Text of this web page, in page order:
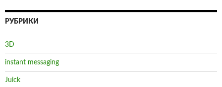
РУБРИКИ
3D
instant messaging
Juick